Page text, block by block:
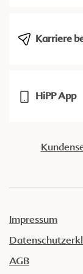
Karriere
HiPP App
Impressum
AGB